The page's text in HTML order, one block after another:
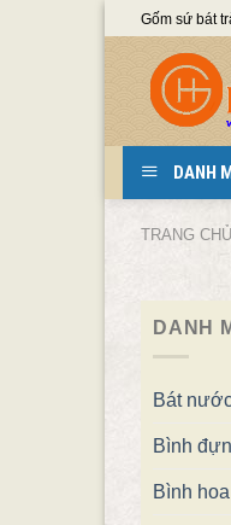
Skip
content
Gốm sứ bát
DANH
TRANG CHỦ
DANH
Bát
Bình
Bình